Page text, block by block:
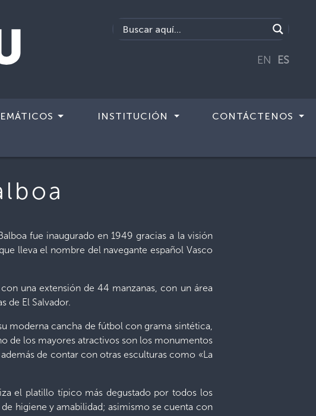
EN ES
INSTITUCIÓN CONTÁCTENOS
fue inaugurado en 1949 gracias a la visión
lleva el nombre del navegante español Vasco
una extensión de 44 manzanas, con un área
de El Salvador.
moderna cancha de fútbol con grama sintética,
de los mayores atractivos son los monumentos
de contar con otras esculturas como «La
el platillo típico más degustado por todos los
higiene y amabilidad; asimismo se cuenta con